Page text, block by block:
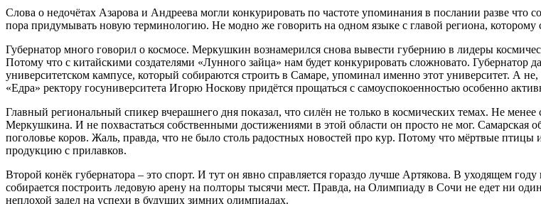
Слова о недочётах Азарова и Андреева могли конкурировать по частоте упоминания в послании разве что
пора придумывать новую терминологию. Не модно же говорить на одном языке с главой региона, которому
Губернатор много говорил о космосе. Меркушкин вознамерился снова вывести губернию в лидеры
Потому что с китайскими создателями «Лунного зайца» нам будет конкурировать сложновато.
университетском кампусе, который собираются строить в Самаре, упоминал именно этот университет. А
«Едра» ректору госуниверситета Игорю Носкову придётся прощаться с самоуспокоенностью особенно
Главный региональный спикер вчерашнего дня показал, что силён не только в космических темах. Не
Меркушкина. И не похвастаться собственными достижениями в этой области он просто не мог. Самарская
поголовье коров. Жаль, правда, что не было столь радостных новостей про кур. Потому что мёртвые
продукцию с прилавков.
Второй конёк губернатора – это спорт. И тут он явно справляется гораздо лучше Артякова. В уходящем
собирается построить ледовую арену на полторы тысячи мест. Правда, на Олимпиаду в Сочи не едет ни
неплохой задел на успехи в будущих зимних олимпиадах.